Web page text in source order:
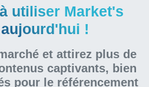
utiliser Market's
!
et attirez plus de
captivants, bien
pour le référencement